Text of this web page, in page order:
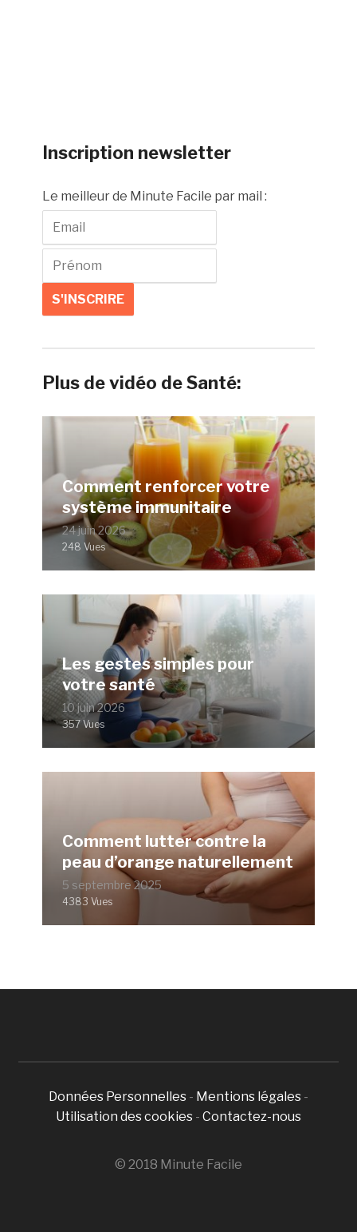
Inscription newsletter
Le meilleur de Minute Facile par mail :
Plus de vidéo de Santé:
Comment renforcer votre
système immunitaire
24 juin 2026
248 Vues
Les gestes simples pour
votre santé
10 juin 2026
357 Vues
Comment lutter contre la
peau d’orange naturellement
5 septembre 2025
4383 Vues
Données Personnelles - Mentions légales -
Utilisation des cookies - Contactez-nous
© 2018 Minute Facile